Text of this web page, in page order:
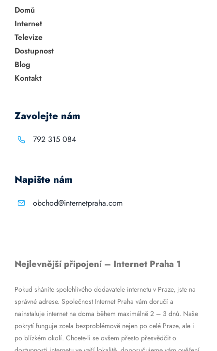
Domů
Internet
Televize
Dostupnost
Blog
Kontakt
Zavolejte nám
792 315 084
Napište nám
obchod@internetpraha.com
Nejlevnější připojení – Internet Praha 1
Pokud sháníte spolehlivého dodavatele internetu v Praze, jste na
správné adrese. Společnost Internet Praha vám doručí a
nainstaluje internet na doma během maximálně 2 – 3 dnů. Naše
pokrytí funguje zcela bezproblémově nejen po celé Praze, ale i
po blízkém okolí. Chcete-li se ovšem přesto přesvědčit o